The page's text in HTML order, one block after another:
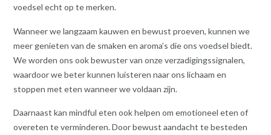
voedsel echt op te merken.
Wanneer we langzaam kauwen en bewust proeven, kunnen we
meer genieten van de smaken en aroma’s die ons voedsel biedt.
We worden ons ook bewuster van onze verzadigingssignalen,
waardoor we beter kunnen luisteren naar ons lichaam en
stoppen met eten wanneer we voldaan zijn.
Daarnaast kan mindful eten ook helpen om emotioneel eten of
overeten te verminderen. Door bewust aandacht te besteden